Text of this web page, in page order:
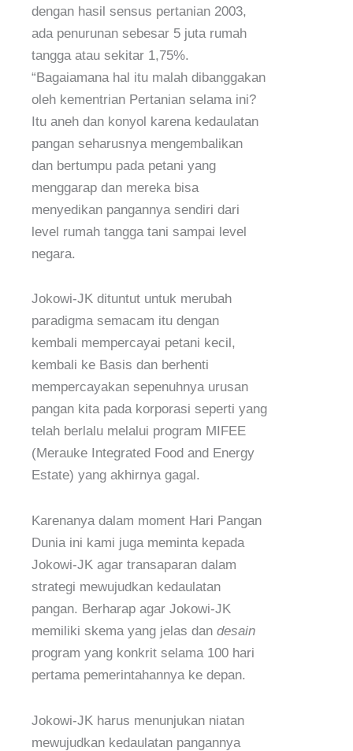
dengan hasil sensus pertanian 2003,
ada penurunan sebesar 5 juta rumah
tangga atau sekitar 1,75%.
“Bagaiamana hal itu malah dibanggakan
oleh kementrian Pertanian selama ini?
Itu aneh dan konyol karena kedaulatan
pangan seharusnya mengembalikan
dan bertumpu pada petani yang
menggarap dan mereka bisa
menyedikan pangannya sendiri dari
level rumah tangga tani sampai level
negara.
Jokowi-JK dituntut untuk merubah
paradigma semacam itu dengan
kembali mempercayai petani kecil,
kembali ke Basis dan berhenti
mempercayakan sepenuhnya urusan
pangan kita pada korporasi seperti yang
telah berlalu melalui program MIFEE
(Merauke Integrated Food and Energy
Estate) yang akhirnya gagal.
Karenanya dalam moment Hari Pangan
Dunia ini kami juga meminta kepada
Jokowi-JK agar transaparan dalam
strategi mewujudkan kedaulatan
pangan. Berharap agar Jokowi-JK
memiliki skema yang jelas dan desain
program yang konkrit selama 100 hari
pertama pemerintahannya ke depan.
Jokowi-JK harus menunjukan niatan
mewujudkan kedaulatan pangannya